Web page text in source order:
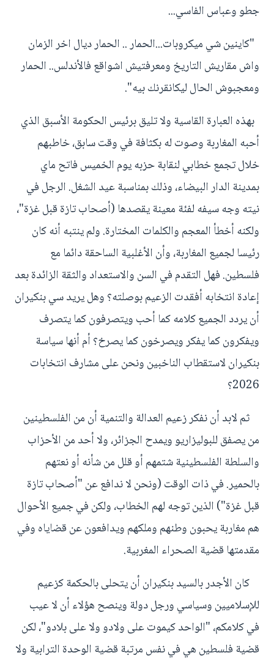
جطو وعباس الفاسي...
"كاينين شي ميكروبات...الحمار .. الحمار ديال اخر الزمان
واش مقاريش التاريخ ومعرفتيش اشواقع فالأندلس.. الحمار
ومعجبوش الحال ليكانقرنك بيه".
بهذه العبارة القاسية ولا تليق برئيس الحكومة الأسبق الذي
أحبه المغاربة وصوت له بكثافة في وقت سابق، خاطبهم
خلال تجمع خطابي لنقابة حزبه يوم الخميس فاتح ماي
بمدينة الدار البيضاء، وذلك بمناسبة عيد الشغل. الرجل في
نيته وجه سيفه لفئة معينة يقصدها (أصحاب تازة قبل غزة"،
ولكنه أخطأ المعجم والكلمات المختارة. ولم ينتبه أنه كان
رئيسا لجميع المغاربة، وأن الأغلبية الساحقة دائما مع
فلسطين. فهل التقدم في السن والاستعداد والثقة الزائدة بعد
إعادة انتخابه أفقدت الزعيم بوصلته؟ وهل يريد سي بنكيران
أن يردد الجميع كلامه كما أحب ويتصرفون كما يتصرف
ويفكرون كما يفكر ويصرخون كما يصرخ؟ أم أنها سياسة
بنكيران لاستقطاب الناخبين ونحن على مشارف انتخابات
2026؟
ثم لابد أن نفكر زعيم العدالة والتنمية أن من الفلسطينين
من يصفق للبوليزاريو ويمدح الجزائر، ولا أحد من الأحزاب
والسلطة الفلسطينية شتمهم أو قلل من شأنه أو نعتهم
بالحمير. في ذات الوقت (ونحن لا ندافع عن "أصحاب تازة
قبل غزة") الذين توجه لهم الخطاب، ولكن في جميع الأحوال
هم مغاربة يحبون وطنهم وملكهم ويدافعون عن قضاياه وفي
مقدمتها قضية الصحراء المغربية.
كان الأجدر بالسيد بنكيران أن يتحلى بالحكمة كزعيم
للإسلاميين وسياسي ورجل دولة وينصح هؤلاء أن لا عيب
في كلامكم، "الواحد كيموت على ولادو ولا على بلادو"، لكن
قضية فلسطين هي في نفس مرتبة قضية الوحدة الترابية ولا